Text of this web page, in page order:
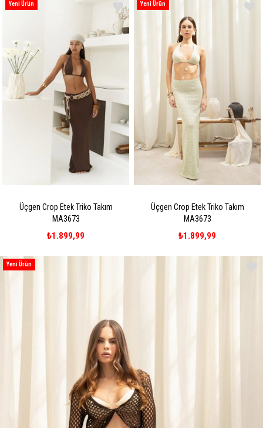
Üçgen Crop Etek Triko Takım
MA3673
₺1.899,99
Yeni Ürün
Üçgen Crop Etek Triko Takım
MA3673
₺1.899,99
Yeni Ürün
Yeni Ürün